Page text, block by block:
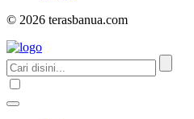
© 2026 terasbanua.com